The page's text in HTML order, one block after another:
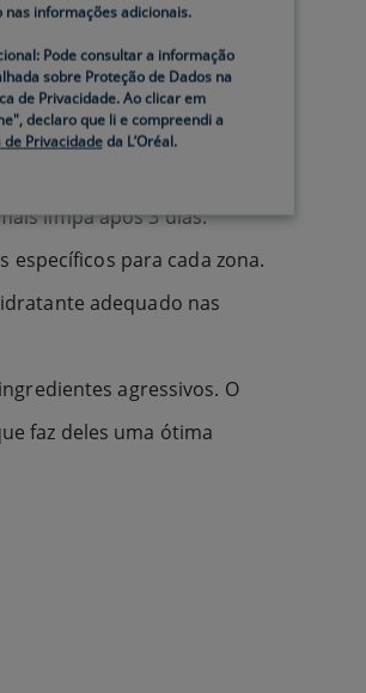
Um gel de controlo
prevenir novos surtos
natural da pele e
com uma combinação
limpa após 3 dias.
específicos para cada zona.
adequado nas
agressivos. O
faz deles uma ótima
nas informações adicionais.
Pode consultar a informação
sobre Proteção de Dados na
de Privacidade. Ao clicar em
declaro que li e compreendi a
de Privacidadeda L’Oréal.